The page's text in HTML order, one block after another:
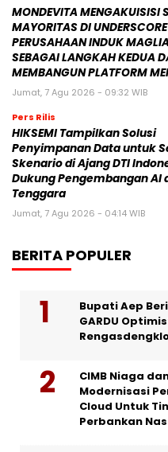
MONDEVITA MENGAKUISISI
MAYORITAS DI
PERUSAHAAN INDUK
SEBAGAI LANGKAH KEDUA
MEMBANGUN PLATFORM
Jumat, 7 Agu 2026 - 09:32 WIB
Pers Rilis
HIKSEMI Tampilkan Solusi
Penyimpanan Data untuk
Skenario di Ajang DTI
Dukung Pengembangan AI
Tenggara
Jumat, 7 Agu 2026 - 04:14 WIB
BERITA POPULER
Bupati Aep
GARDU
CIMB Niaga
Modernisasi
Cloud Untuk
Perbankan